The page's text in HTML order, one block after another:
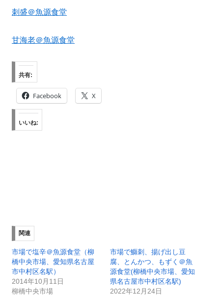
刺盛＠魚源食堂
甘海老＠魚源食堂
共有:
Facebook X
いいね:
関連
市場で塩辛＠魚源食堂（柳
橋中央市場、愛知県名古屋
市中村区名駅）
2014年10月11日
柳橋中央市場
市場で鰤刺、揚げ出し豆
腐、とんかつ、もずく＠魚
源食堂(柳橋中央市場、愛知
県名古屋市中村区名駅)
2022年12月24日